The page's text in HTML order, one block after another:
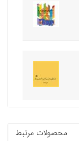
محصولات مرتبط